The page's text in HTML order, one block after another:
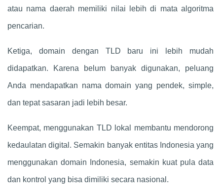
atau nama daerah memiliki nilai lebih di mata algoritma
pencarian.
Ketiga, domain dengan TLD baru ini lebih mudah
didapatkan. Karena belum banyak digunakan, peluang
Anda mendapatkan nama domain yang pendek, simple,
dan tepat sasaran jadi lebih besar.
Keempat, menggunakan TLD lokal membantu mendorong
kedaulatan digital. Semakin banyak entitas Indonesia yang
menggunakan domain Indonesia, semakin kuat pula data
dan kontrol yang bisa dimiliki secara nasional.